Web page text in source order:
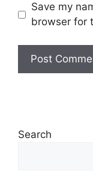
Save my
browser for
Search